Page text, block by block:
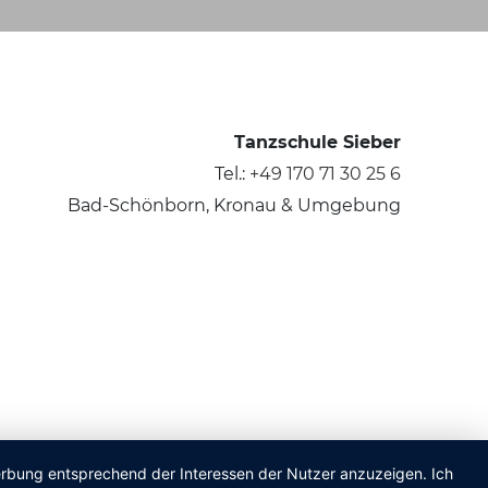
entsprechend der Interessen der Nutzer anzuzeigen. Ich
Tanzschule Sieber
Tel.: +49 170 71 30 25 6
Bad-Schönborn, Kronau & Umgebung